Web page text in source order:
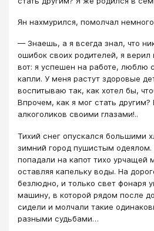
Ян нахмурился, помолчал
— Знаешь, а я всегда знал, что
ошибок своих родителей, я верил
вот: я успешен на работе, люблю
капли. У меня растут здоровые
воспитываю так, как хотел бы,
Впрочем, как я мог стать
алкоголиков своими глазами!..
Тихий снег опускался большими
зимний город пушистым одеялом.
попадали на капот тихо
оставляя капельку воды. На
безлюдно, и только свет фонаря
машину, в которой рядом после
сидели и молчали такие
разными судьбами…